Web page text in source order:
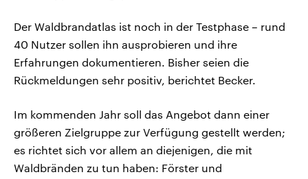
Der Waldbrandatlas ist noch in der Testphase – rund
40 Nutzer sollen ihn ausprobieren und ihre
Erfahrungen dokumentieren. Bisher seien die
Rückmeldungen sehr positiv, berichtet Becker.
Im kommenden Jahr soll das Angebot dann einer
größeren Zielgruppe zur Verfügung gestellt werden;
es richtet sich vor allem an diejenigen, die mit
Waldbränden zu tun haben: Förster und